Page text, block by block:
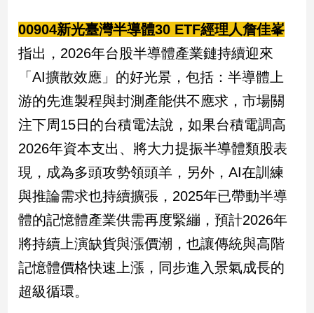
流
行/
時
尚
追
星
生
活
建
築/
室
設
計
00904新光臺灣半導體30 ETF經理人詹佳峯
指出，2026年台股半導體產業鏈持續迎來
「AI擴散效應」的好光景，包括：半導體上
游的先進製程與封測產能供不應求，市場關
注下周15日的台積電法說，如果台積電調高
2026年資本支出、將大力提振半導體類股表
現，成為多頭攻勢領頭羊，另外，AI在訓練
與推論需求也持續擴張，2025年已帶動半導
體的記憶體產業供需再度緊繃，預計2026年
將持續上演缺貨與漲價潮，也讓傳統與高階
記憶體價格快速上漲，同步進入景氣成長的
超級循環。